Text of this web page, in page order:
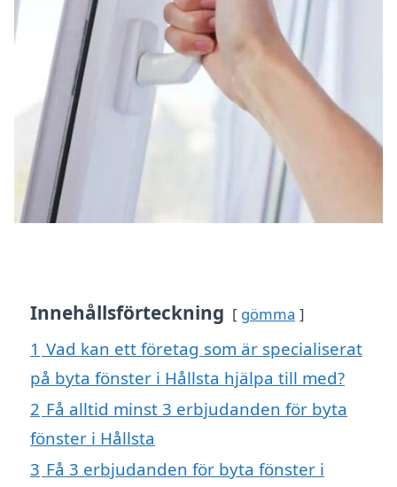
Innehållsförteckning gömma
1 Vad kan ett företag som är specialiserat
på byta fönster i Hållsta hjälpa till med?
2 Få alltid minst 3 erbjudanden för byta
fönster i Hållsta
3 Få 3 erbjudanden för byta fönster i